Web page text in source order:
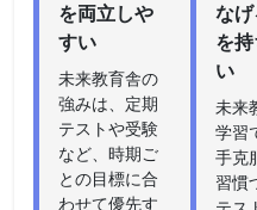
を両立しや
すい
未来教育舎の
強みは、定期
テストや受験
など、時期ご
との目標に合
わせて優先す
な
を
い
未来
学習
手克
習慣